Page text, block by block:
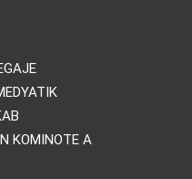
KOMINOTE A